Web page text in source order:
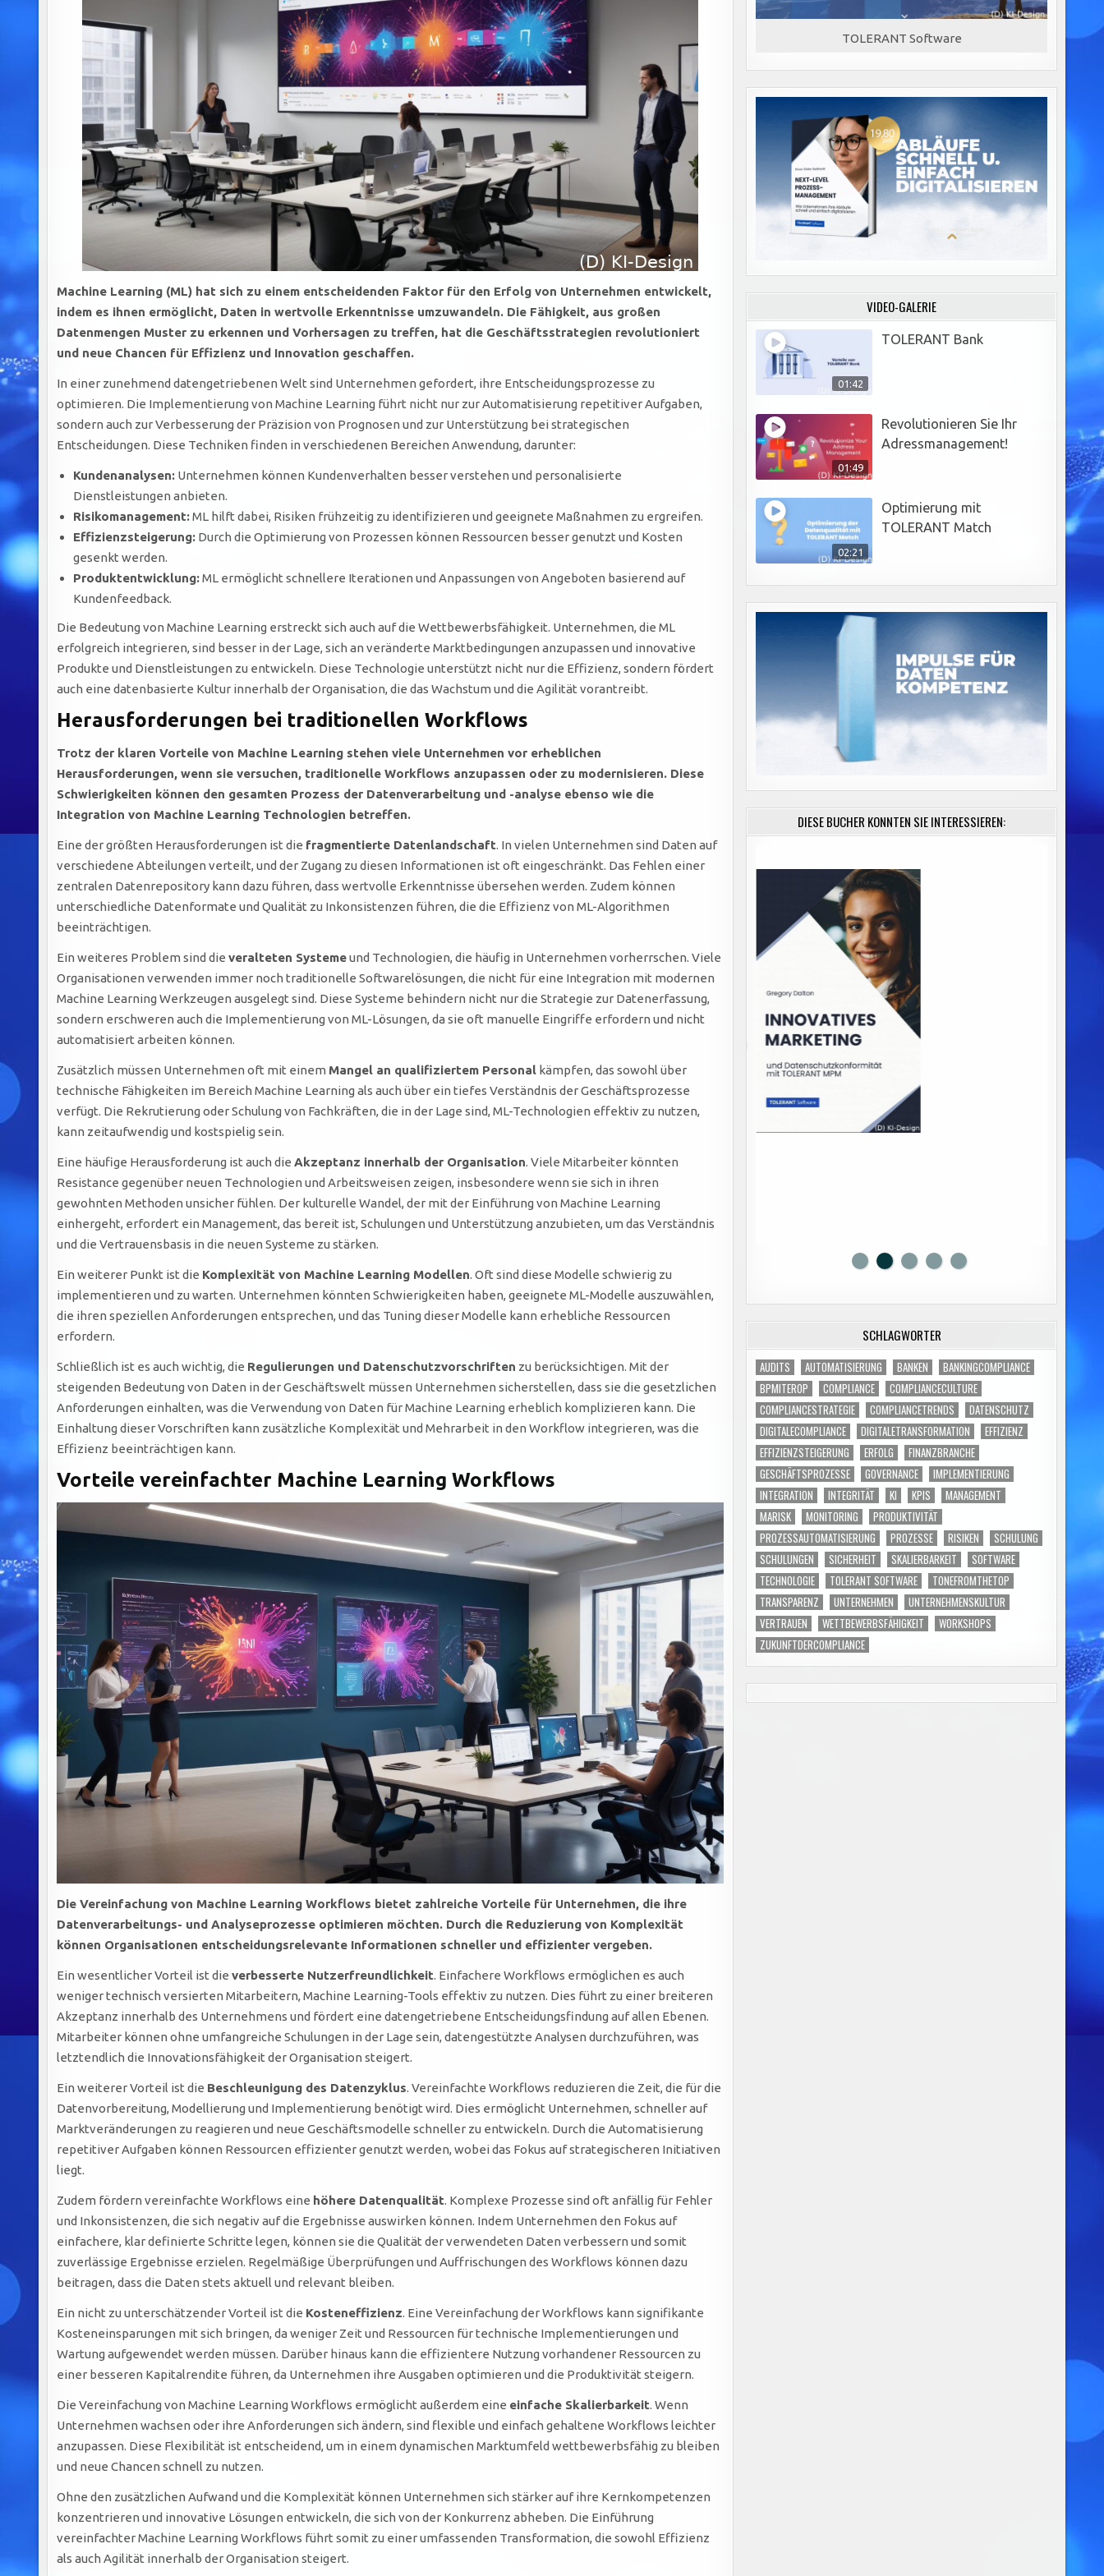
Machine Learning (ML) hat sich zu einem entscheidenden Faktor für den Erfolg von Unternehmen entwickelt,
indem es ihnen ermöglicht, Daten in wertvolle Erkenntnisse umzuwandeln. Die Fähigkeit, aus großen
Datenmengen Muster zu erkennen und Vorhersagen zu treffen, hat die Geschäftsstrategien revolutioniert
und neue Chancen für Effizienz und Innovation geschaffen.
In einer zunehmend datengetriebenen Welt sind Unternehmen gefordert, ihre Entscheidungsprozesse zu
optimieren. Die Implementierung von Machine Learning führt nicht nur zur Automatisierung repetitiver Aufgaben,
sondern auch zur Verbesserung der Präzision von Prognosen und zur Unterstützung bei strategischen
Entscheidungen. Diese Techniken finden in verschiedenen Bereichen Anwendung, darunter:
Kundenanalysen: Unternehmen können Kundenverhalten besser verstehen und personalisierte
Dienstleistungen anbieten.
Risikomanagement:ML hilft dabei, Risiken frühzeitig zu identifizieren und geeignete Maßnahmen zu ergreifen.
Effizienzsteigerung: Durch die Optimierung von Prozessen können Ressourcen besser genutzt und Kosten
gesenkt werden.
Produktentwicklung:ML ermöglicht schnellere Iterationen und Anpassungen von Angeboten basierend auf
Kundenfeedback.
Die Bedeutung von Machine Learning erstreckt sich auch auf die Wettbewerbsfähigkeit. Unternehmen, die ML
erfolgreich integrieren, sind besser in der Lage, sich an veränderte Marktbedingungen anzupassen und innovative
Produkte und Dienstleistungen zu entwickeln. Diese Technologie unterstützt nicht nur die Effizienz, sondern fördert
auch eine datenbasierte Kultur innerhalb der Organisation, die das Wachstum und die Agilität vorantreibt.
Herausforderungen bei traditionellen Workflows
Trotz der klaren Vorteile von Machine Learning stehen viele Unternehmen vor erheblichen
Herausforderungen, wenn sie versuchen, traditionelle Workflows anzupassen oder zu modernisieren. Diese
Schwierigkeiten können den gesamten Prozess der Datenverarbeitung und -analyse ebenso wie die
Integration von Machine Learning Technologien betreffen.
Eine der größten Herausforderungen ist die fragmentierte Datenlandschaft. In vielen Unternehmen sind Daten auf
verschiedene Abteilungen verteilt, und der Zugang zu diesen Informationen ist oft eingeschränkt. Das Fehlen einer
zentralen Datenrepository kann dazu führen, dass wertvolle Erkenntnisse übersehen werden. Zudem können
unterschiedliche Datenformate und Qualität zu Inkonsistenzen führen, die die Effizienz von ML-Algorithmen
beeinträchtigen.
Ein weiteres Problem sind die veralteten Systemeund Technologien, die häufig in Unternehmen vorherrschen. Viele
Organisationen verwenden immer noch traditionelle Softwarelösungen, die nicht für eine Integration mit modernen
Machine Learning Werkzeugen ausgelegt sind. Diese Systeme behindern nicht nur die Strategie zur Datenerfassung,
sondern erschweren auch die Implementierung von ML-Lösungen, da sie oft manuelle Eingriffe erfordern und nicht
automatisiert arbeiten können.
Zusätzlich müssen Unternehmen oft mit einem Mangel an qualifiziertem Personal kämpfen, das sowohl über
technische Fähigkeiten im Bereich Machine Learning als auch über ein tiefes Verständnis der Geschäftsprozesse
verfügt. Die Rekrutierung oder Schulung von Fachkräften, die in der Lage sind, ML-Technologien effektiv zu nutzen,
kann zeitaufwendig und kostspielig sein.
Eine häufige Herausforderung ist auch die Akzeptanz innerhalb der Organisation. Viele Mitarbeiter könnten
Resistance gegenüber neuen Technologien und Arbeitsweisen zeigen, insbesondere wenn sie sich in ihren
gewohnten Methoden unsicher fühlen. Der kulturelle Wandel, der mit der Einführung von Machine Learning
einhergeht, erfordert ein Management, das bereit ist, Schulungen und Unterstützung anzubieten, um das Verständnis
und die Vertrauensbasis in die neuen Systeme zu stärken.
Ein weiterer Punkt ist die Komplexität von Machine Learning Modellen. Oft sind diese Modelle schwierig zu
implementieren und zu warten. Unternehmen könnten Schwierigkeiten haben, geeignete ML-Modelle auszuwählen,
die ihren speziellen Anforderungen entsprechen, und das Tuning dieser Modelle kann erhebliche Ressourcen
erfordern.
Schließlich ist es auch wichtig, die Regulierungen und Datenschutzvorschriften zu berücksichtigen. Mit der
steigenden Bedeutung von Daten in der Geschäftswelt müssen Unternehmen sicherstellen, dass sie die gesetzlichen
Anforderungen einhalten, was die Verwendung von Daten für Machine Learning erheblich komplizieren kann. Die
Einhaltung dieser Vorschriften kann zusätzliche Komplexität und Mehrarbeit in den Workflow integrieren, was die
Effizienz beeinträchtigen kann.
Vorteile vereinfachter Machine Learning Workflows
Die Vereinfachung von Machine Learning Workflows bietet zahlreiche Vorteile für Unternehmen, die ihre
Datenverarbeitungs- und Analyseprozesse optimieren möchten. Durch die Reduzierung von Komplexität
können Organisationen entscheidungsrelevante Informationen schneller und effizienter vergeben.
Ein wesentlicher Vorteil ist die verbesserte Nutzerfreundlichkeit. Einfachere Workflows ermöglichen es auch
weniger technisch versierten Mitarbeitern, Machine Learning-Tools effektiv zu nutzen. Dies führt zu einer breiteren
Akzeptanz innerhalb des Unternehmens und fördert eine datengetriebene Entscheidungsfindung auf allen Ebenen.
Mitarbeiter können ohne umfangreiche Schulungen in der Lage sein, datengestützte Analysen durchzuführen, was
letztendlich die Innovationsfähigkeit der Organisation steigert.
Ein weiterer Vorteil ist die Beschleunigung des Datenzyklus. Vereinfachte Workflows reduzieren die Zeit, die für die
Datenvorbereitung, Modellierung und Implementierung benötigt wird. Dies ermöglicht Unternehmen, schneller auf
Marktveränderungen zu reagieren und neue Geschäftsmodelle schneller zu entwickeln. Durch die Automatisierung
repetitiver Aufgaben können Ressourcen effizienter genutzt werden, wobei das Fokus auf strategischeren Initiativen
liegt.
Zudem fördern vereinfachte Workflows eine höhere Datenqualität. Komplexe Prozesse sind oft anfällig für Fehler
und Inkonsistenzen, die sich negativ auf die Ergebnisse auswirken können. Indem Unternehmen den Fokus auf
einfachere, klar definierte Schritte legen, können sie die Qualität der verwendeten Daten verbessern und somit
zuverlässige Ergebnisse erzielen. Regelmäßige Überprüfungen und Auffrischungen des Workflows können dazu
beitragen, dass die Daten stets aktuell und relevant bleiben.
Ein nicht zu unterschätzender Vorteil ist die Kosteneffizienz. Eine Vereinfachung der Workflows kann signifikante
Kosteneinsparungen mit sich bringen, da weniger Zeit und Ressourcen für technische Implementierungen und
Wartung aufgewendet werden müssen. Darüber hinaus kann die effizientere Nutzung vorhandener Ressourcen zu
einer besseren Kapitalrendite führen, da Unternehmen ihre Ausgaben optimieren und die Produktivität steigern.
Die Vereinfachung von Machine Learning Workflows ermöglicht außerdem eine einfache Skalierbarkeit. Wenn
Unternehmen wachsen oder ihre Anforderungen sich ändern, sind flexible und einfach gehaltene Workflows leichter
anzupassen. Diese Flexibilität ist entscheidend, um in einem dynamischen Marktumfeld wettbewerbsfähig zu bleiben
und neue Chancen schnell zu nutzen.
Ohne den zusätzlichen Aufwand und die Komplexität können Unternehmen sich stärker auf ihre Kernkompetenzen
konzentrieren und innovative Lösungen entwickeln, die sich von der Konkurrenz abheben. Die Einführung
vereinfachter Machine Learning Workflows führt somit zu einer umfassenden Transformation, die sowohl Effizienz
als auch Agilität innerhalb der Organisation steigert.
TOLERANT Software
VIDEO-GALERIE
01:42
TOLERANT Bank
01:49
Revolutionieren Sie Ihr
Adressmanagement!
02:21
Optimierung mit
TOLERANT Match
DIESE BÜCHER KÖNNTEN SIE INTERESSIEREN:
SCHLAGWÖRTER
AUDITS AUTOMATISIERUNG BANKEN
BANKINGCOMPLIANCE
BPMITEROP
COMPLIANCE
COMPLIANCECULTURE
COMPLIANCESTRATEGIE
COMPLIANCETRENDS
DATENSCHUTZ
DIGITALECOMPLIANCE
DIGITALETRANSFORMATION
EFFIZIENZ
EFFIZIENZSTEIGERUNG
ERFOLG
FINANZBRANCHE
GESCHÄFTSPROZESSE
GOVERNANCE
IMPLEMENTIERUNG
INTEGRATION
INTEGRITÄT KI KPIS
MANAGEMENT
MARISK
MONITORING
PRODUKTIVITÄT
PROZESSAUTOMATISIERUNG
PROZESSE RISIKEN
SCHULUNG
SCHULUNGEN
SICHERHEIT SKALIERBARKEIT
SOFTWARE
TECHNOLOGIE
TOLERANT SOFTWARE
TONEFROMTHETOP
TRANSPARENZ
UNTERNEHMEN
UNTERNEHMENSKULTUR
VERTRAUEN
WETTBEWERBSFÄHIGKEIT
WORKSHOPS
ZUKUNFTDERCOMPLIANCE